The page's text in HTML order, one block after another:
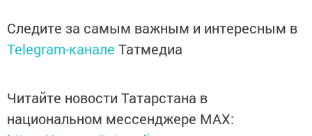
Следите за самым важным и интересным в
Telegram-канале Татмедиа
Читайте новости Татарстана в
национальном мессенджере MАХ: